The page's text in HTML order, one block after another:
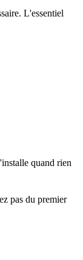
L'essentiel
quand rien
pas du premier